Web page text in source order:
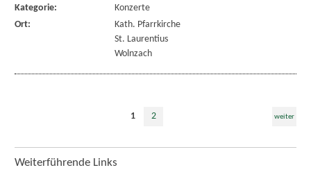
Kategorie:
Konzerte
Ort:
Kath. Pfarrkirche
St. Laurentius
Wolnzach
1 2 weiter
Weiterführende Links